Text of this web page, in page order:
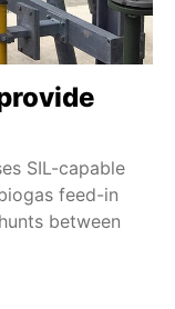
SIL-capable
feed-in
between